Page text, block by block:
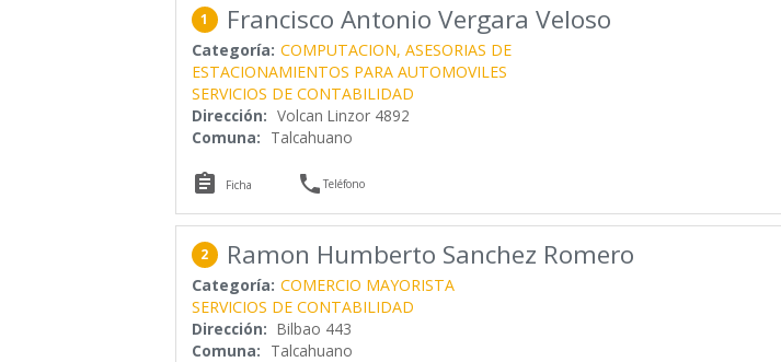
1 Francisco Antonio Vergara Veloso
Categoría: COMPUTACION, ASESORIAS DE
ESTACIONAMIENTOS PARA AUTOMOVILES
SERVICIOS DE CONTABILIDAD
Dirección: Volcan Linzor 4892
Comuna: Talcahuano
 Ficha Teléfono
2 Ramon Humberto Sanchez Romero
Categoría: COMERCIO MAYORISTA
SERVICIOS DE CONTABILIDAD
Dirección: Bilbao 443
Comuna: Talcahuano